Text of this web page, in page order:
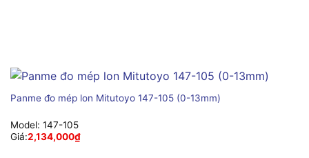
Panme đo mép lon Mitutoyo 147-105 (0-13mm)
Model: 147-105
Giá:2,134,000₫